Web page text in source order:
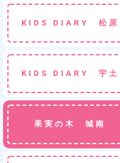
KIDS DIARY 松原
KIDS DIARY 宇土
果実の木 城南